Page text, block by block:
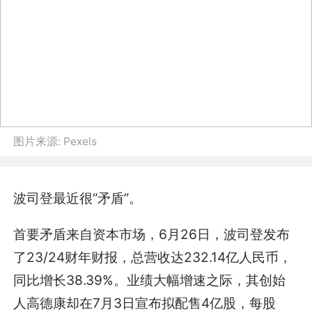
图片来源: Pexels
波司登最近很“矛盾”。
首要矛盾来自资本市场，6月26日，波司登发布
了23/24财年财报，总营收达232.14亿人民币，
同比增长38.39%。业绩大幅增速之际，其创始
人高德康却在7月3日宣布拟配售4亿股，每股